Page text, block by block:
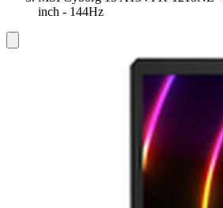
inch - 144Hz